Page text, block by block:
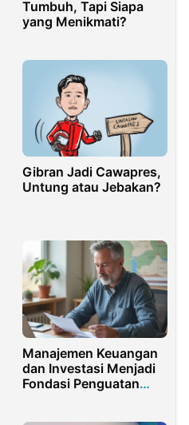
Tumbuh, Tapi Siapa
yang Menikmati?
Gibran Jadi Cawapres,
Untung atau Jebakan?
Manajemen Keuangan
dan Investasi Menjadi
Fondasi Penguatan